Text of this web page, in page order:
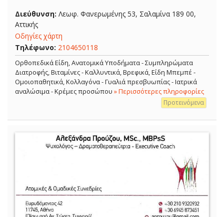
Διεύθυνση: Λεωφ. Φανερωμένης 53, Σαλαμίνα 189 00,
Αττικής
Οδηγίες χάρτη
Τηλέφωνο: 2104650118
Ορθοπεδικά Είδη, Ανατομικά Υποδήματα - Συμπληρώματα
Διατροφής, Βιταμίνες - Καλλυντικά, Βρεφικά, Είδη Μπεμπέ -
Ομοιοπαθητικά, Κολλαγόνα - Γυαλιά πρεσβυωπίας - Ιατρικά
αναλώσιμα - Κρέμες προσώπου » Περισσότερες πληροφορίες
Προτεινόμενα